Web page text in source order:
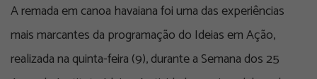
A remada em canoa havaiana foi uma das experiências
mais marcantes da programação do Ideias em Ação,
realizada na quinta-feira (9), durante a Semana dos 25